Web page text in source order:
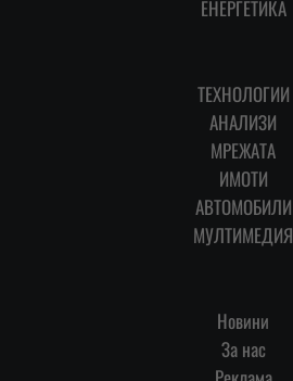
ЕНЕРГЕТИКА
ТЕХНОЛОГИИ
АНАЛИЗИ
МРЕЖАТА
ИМОТИ
АВТОМОБИЛИ
МУЛТИМЕДИЯ
Новини
За нас